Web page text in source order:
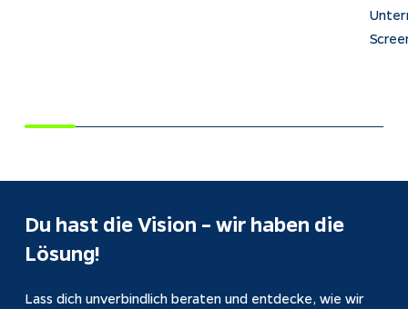
Du hast die Vision – wir haben die
Lösung!
Lass dich unverbindlich beraten und entdecke, wie wir